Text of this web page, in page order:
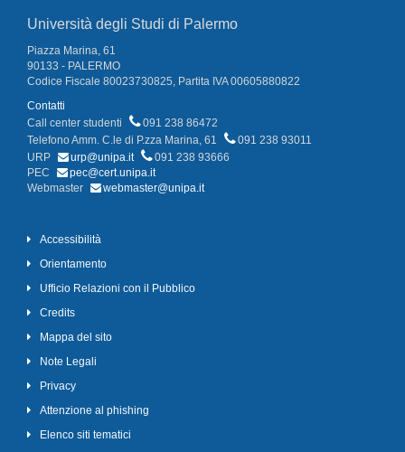
Università degli Studi di Palermo
Piazza Marina, 61
90133 - PALERMO
Codice Fiscale 80023730825, Partita IVA 00605880822
Contatti
Call center studenti
091 238 86472
Telefono Amm. C.le di P.zza Marina, 61
091 238 93011
URP
urp@unipa.it
091 238 93666
PEC
pec@cert.unipa.it
Webmaster
webmaster@unipa.it
Accessibilità
Orientamento
Ufficio Relazioni con il Pubblico
Credits
Mappa del sito
Note Legali
Privacy
Attenzione al phishing
Elenco siti tematici